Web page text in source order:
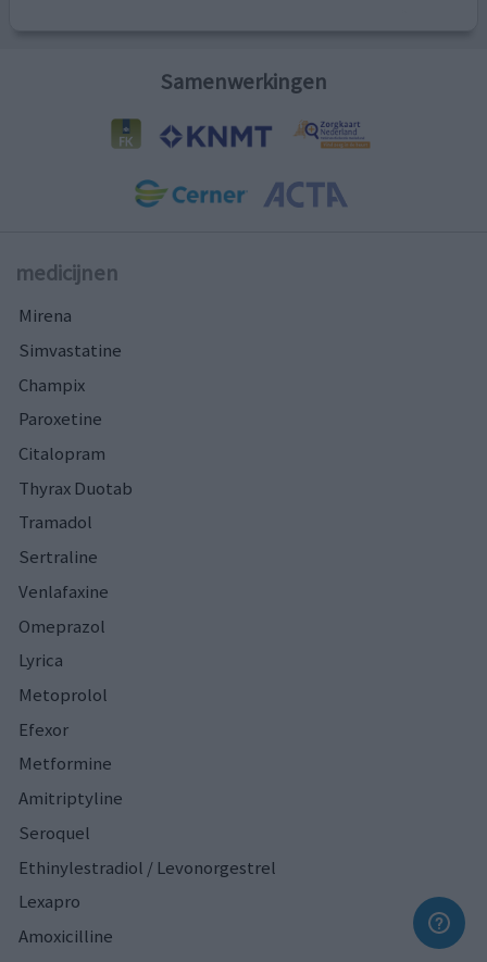
Samenwerkingen
medicijnen
Mirena
Simvastatine
Champix
Paroxetine
Citalopram
Thyrax Duotab
Tramadol
Sertraline
Venlafaxine
Omeprazol
Lyrica
Metoprolol
Efexor
Metformine
Amitriptyline
Seroquel
Ethinylestradiol / Levonorgestrel
Lexapro
Amoxicilline